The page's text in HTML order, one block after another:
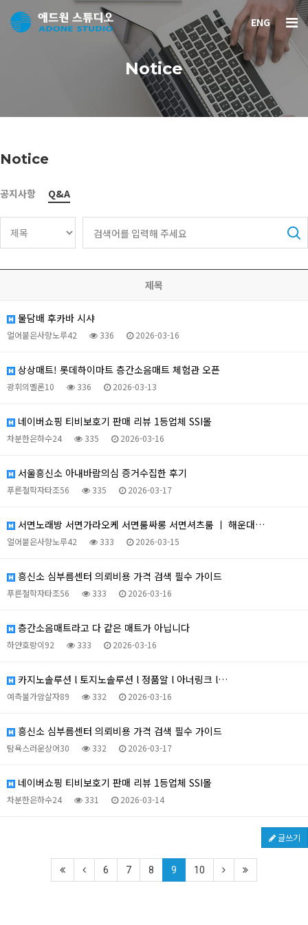
ENG
Notice
Notice
공지사항 Q&A
제목
물담배 후카바 시샤
얼어붙은사향노루42 336 2026-03-16
상상매트! 롯데하이마트 층간소음매트 체험관 오픈
광휘의멜론10 336 2026-03-13
네이버쇼핑 티비보호기 판매 리뷰 1등업체 SSI몰
차분한은하수24 335 2026-03-16
서울흥신소 아내바람의심 증거수집한 후기
푸른철학자타조56 335 2026-03-17
서면노래방 서면가라오케 서면룸싸롱 서면셔츠룸 ㅣ 해운대…
얼어붙은사향노루42 333 2026-03-15
흥신소 심부름센터 의뢰비용 가격 검색 필수 가이드
푸른철학자타조56 333 2026-03-16
층간소음매트라고 다 같은 매트가 아닙니다
하얀호랑이92 333 2026-03-16
카지노솔루션 l 토지노솔루션 l 정품알 l 아너링크 l…
예측불가암살자89 332 2026-03-16
흥신소 심부름센터 의뢰비용 가격 검색 필수 가이드
탐욕스러운상어30 332 2026-03-17
네이버쇼핑 티비보호기 판매 리뷰 1등업체 SSI몰
차분한은하수24 331 2026-03-14
글쓰기
6 7 8 9 10